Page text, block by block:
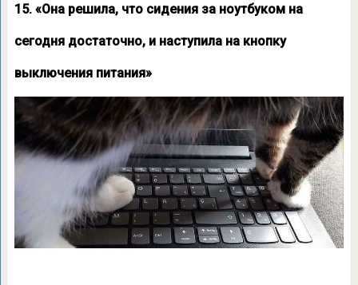
15. «Она решила, что сидения за ноутбуком на
сегодня достаточно, и наступила на кнопку
выключения питания»